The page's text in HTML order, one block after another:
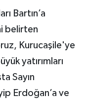
Bartın’a
belirten
Kurucaşile'ye
yatırımları
Sayın
Erdoğan’a ve